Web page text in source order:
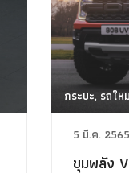
กระบะ, รถให
5 มี.ค. 2565
ขุมพลัง